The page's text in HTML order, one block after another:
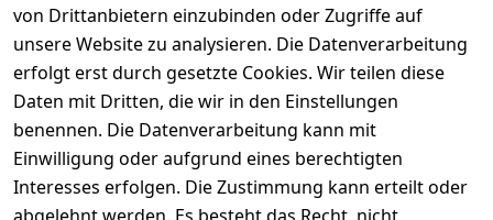
von Drittanbietern einzubinden oder Zugriffe auf
unsere Website zu analysieren. Die Datenverarbeitung
erfolgt erst durch gesetzte Cookies. Wir teilen diese
Daten mit Dritten, die wir in den Einstellungen
benennen. Die Datenverarbeitung kann mit
Einwilligung oder aufgrund eines berechtigten
Interesses erfolgen. Die Zustimmung kann erteilt oder
Rechtliches
AGB
Impressum
Datenschutze
rklärung
Barrierefreihe
itserklärung
Über uns
Kontakt
Registrieren
Kataloge zum
Download
Pflege &
Kundendienst
Wir
versenden
mit
Zahle
bequem per